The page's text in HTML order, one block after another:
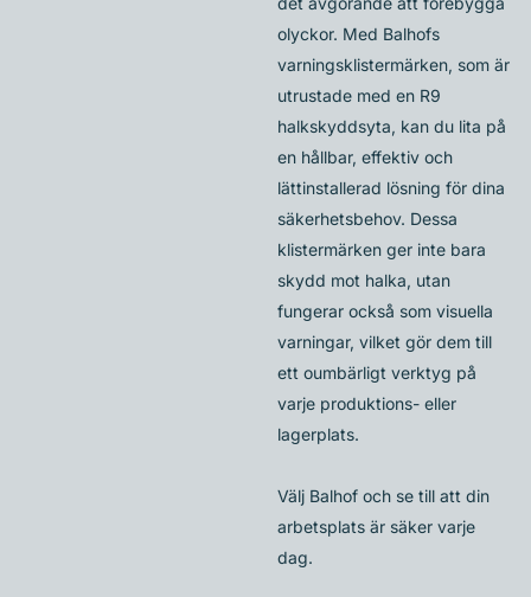
olyckor. Med Balhofs
varningsklistermärken, som är
utrustade med en R9
halkskyddsyta, kan du lita på
en hållbar, effektiv och
lättinstallerad lösning för dina
säkerhetsbehov. Dessa
klistermärken ger inte bara
skydd mot halka, utan
fungerar också som visuella
varningar, vilket gör dem till
ett oumbärligt verktyg på
varje produktions- eller
lagerplats.
Välj Balhof och se till att din
arbetsplats är säker varje
dag.